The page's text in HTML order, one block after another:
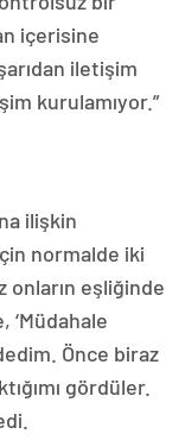
içerisine
iletişim
kurulamıyor.”
ilişkin
normalde iki
onların eşliğinde
‘Müdahale
Önce biraz
gördüler.